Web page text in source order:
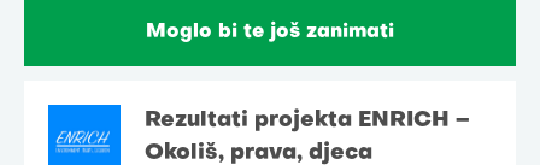
Moglo bi te još zanimati
Rezultati projekta ENRICH –
Okoliš, prava, djeca